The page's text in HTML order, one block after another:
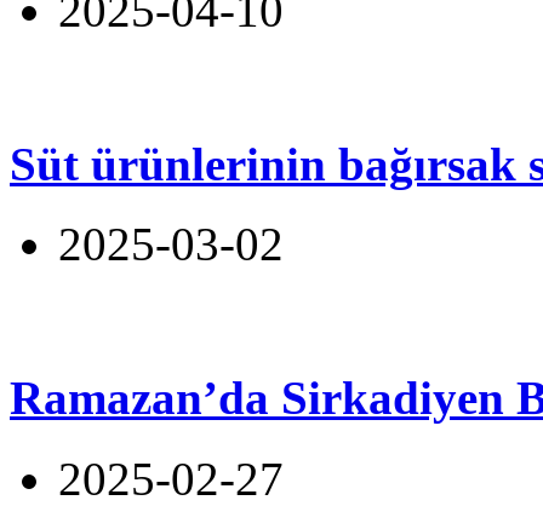
Süt ürünlerinin bağırsak
2025-03-02
Ramazan’da Sirkadiyen
2025-02-27